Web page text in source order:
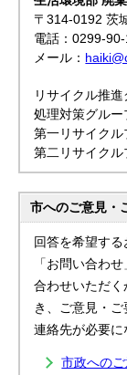
〒314-0192 茨
電話：0299-
メール：
リサイクル推
処理対策グル
第一リサイク
第二リサイク
市へのご意見・
回答を希望す
「お問い合わ
合わせいただ
き、ご意見・
連絡先が必要に
市政への